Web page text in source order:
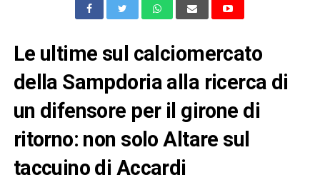
Le ultime sul calciomercato
della Sampdoria alla ricerca di
un difensore per il girone di
ritorno: non solo Altare sul
taccuino di Accardi